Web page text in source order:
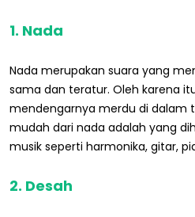
1. Nada
Nada merupakan suara yang
sama dan teratur. Oleh karena
mendengarnya merdu di dalam
mudah dari nada adalah yang
musik seperti harmonika, gitar,
2. Desah